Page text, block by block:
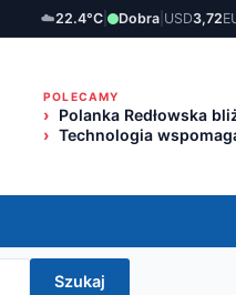
☁️22.4°C Dobra USD3,72
POLECAMY
Polanka Redłowska
Technologia
Szukaj